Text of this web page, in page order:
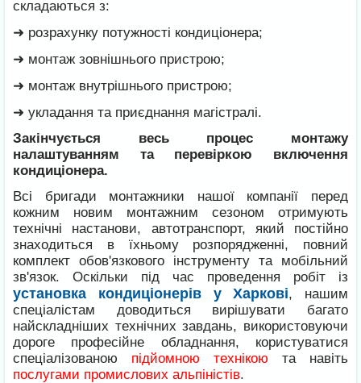
складаються з:
➜ розрахунку потужності кондиціонера;
➜ монтаж зовнішнього пристрою;
➜ монтаж внутрішнього пристрою;
➜ укладання та приєднання магістралі.
Закінчується весь процес монтажу
налаштуванням та перевіркою включення
кондиціонера.
Всі бригади монтажники нашої компанії перед
кожним новим монтажним сезоном отримують
технічні настанови, автотранспорт, який постійно
знаходиться в їхньому розпорядженні, повний
комплект обов'язкового інструменту та мобільний
зв'язок. Оскільки під час проведення робіт із
установка кондиціонерів у Харкові, нашим
спеціалістам доводиться вирішувати багато
найскладніших технічних завдань, використовуючи
дороге професійне обладнання, користуватися
спеціалізованою підйомною технікою та навіть
послугами промислових альпіністів.